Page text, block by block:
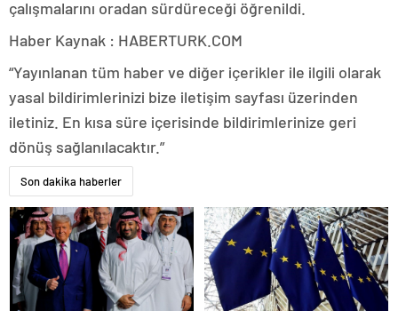
çalışmalarını oradan sürdüreceği öğrenildi.
Haber Kaynak : HABERTURK.COM
“Yayınlanan tüm haber ve diğer içerikler ile ilgili olarak
yasal bildirimlerinizi bize iletişim sayfası üzerinden
iletiniz. En kısa süre içerisinde bildirimlerinize geri
dönüş sağlanılacaktır.”
Son dakika haberler